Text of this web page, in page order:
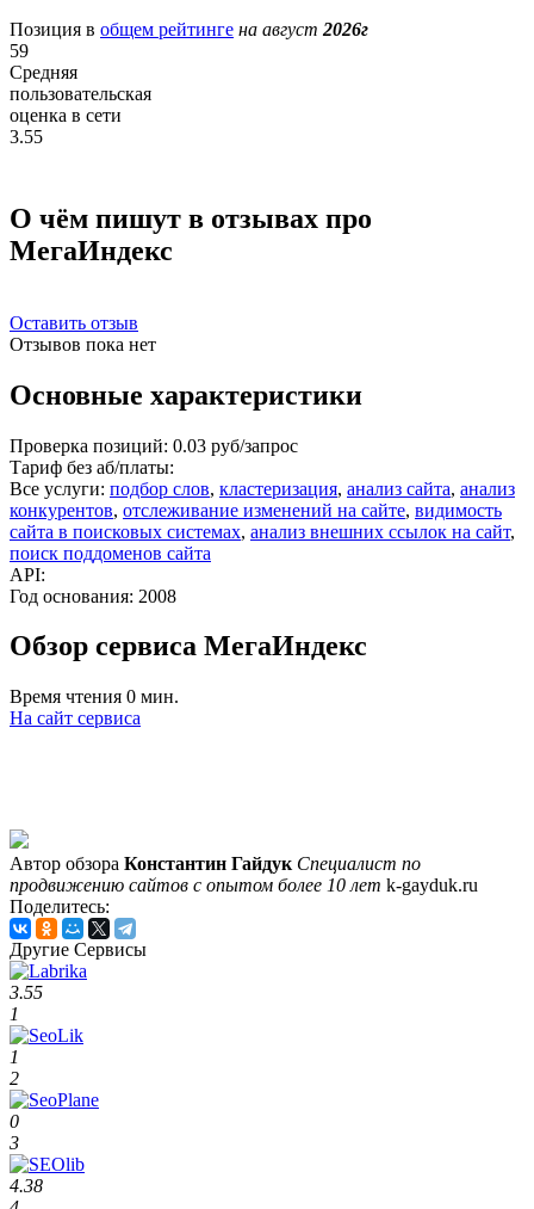
Позиция в общем рейтинге на август 2026г
59
Средняя
пользовательская
оценка в сети
3.55
О чём пишут в отзывах про
МегаИндекс
Оставить отзыв
Отзывов пока нет
Основные характеристики
Проверка позиций: 0.03 руб/запрос
Тариф без аб/платы:
Все услуги: подбор слов, кластеризация, анализ сайта, анализ
конкурентов, отслеживание изменений на сайте, видимость
сайта в поисковых системах, анализ внешних ссылок на сайт,
поиск поддоменов сайта
API:
Год основания: 2008
Обзор сервиса МегаИндекс
Время чтения 0 мин.
На сайт сервиса
Автор обзора Константин Гайдук Специалист по
продвижению сайтов с опытом более 10 лет k-gayduk.ru
Поделитесь:
Другие Сервисы
3.55
1
1
2
0
3
4.38